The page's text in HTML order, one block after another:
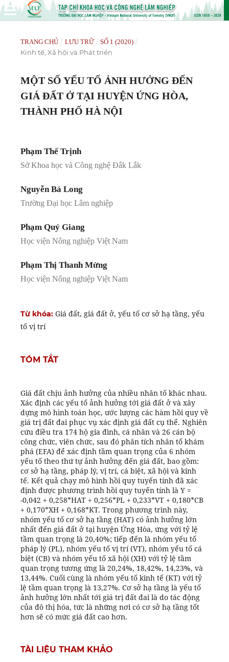
TRANG CHỦ / LƯU TRỮ / SỐ 1 (2020) /
Kinh tế, Xã hội và Phát triển
MỘT SỐ YẾU TỐ ẢNH HƯỞNG ĐẾN
GIÁ ĐẤT Ở TẠI HUYỆN ỨNG HÒA,
THÀNH PHỐ HÀ NỘI
Phạm Thế Trịnh
Sở Khoa học và Công nghệ Đắk Lắk
Nguyễn Bá Long
Trường Đại học Lâm nghiệp
Phạm Quý Giang
Học viện Nông nghiệp Việt Nam
Phạm Thị Thanh Mừng
Học viện Nông nghiệp Việt Nam
Từ khóa: Giá đất, giá đất ở, yếu tố cơ sở hạ tầng, yếu
tố vị trí
TÓM TẮT
Giá đất chịu ảnh hưởng của nhiều nhân tố khác nhau.
Xác định các yếu tố ảnh hưởng tới giá đất ở và xây
dựng mô hình toán học, ước lượng các hàm hồi quy về
giá trị đất đai phục vụ xác định giá đất cụ thể. Nghiên
cứu điều tra 174 hộ gia đình, cá nhân và 26 cán bộ
công chức, viên chức, sau đó phân tích nhân tố khám
phá (EFA) để xác định tầm quan trọng của 6 nhóm
yếu tố theo thứ tự ảnh hưởng đến giá đất, bao gồm:
cơ sở hạ tầng, pháp lý, vị trí, cá biệt, xã hội và kinh
tế. Kết quả chạy mô hình hồi quy tuyến tính đã xác
định được phương trình hồi quy tuyến tính là Y =
-0,042 + 0,258*HAT + 0,256*PL + 0,233*VT + 0,180*CB
+ 0,170*XH + 0,168*KT. Trong phương trình này,
nhóm yếu tố cơ sở hạ tầng (HAT) có ảnh hưởng lớn
nhất đến giá đất ở tại huyện Ứng Hòa, ứng với tỷ lệ
tầm quan trọng là 20,40%; tiếp đến là nhóm yếu tố
pháp lý (PL), nhóm yếu tố vị trí (VT), nhóm yếu tố cá
biệt (CB) và nhóm yếu tố xã hội (XH) với tỷ lệ tầm
quan trọng tương ứng là 20,24%, 18,42%, 14,23%, và
13,44%. Cuối cùng là nhóm yếu tố kinh tế (KT) với tỷ
lệ tầm quan trọng là 13,27%. Cơ sở hạ tầng là yếu tố
ảnh hưởng lớn nhất tới giá trị đất đai là do tác động
của đô thị hóa, tức là những nơi có cơ sở hạ tầng tốt
hơn sẽ có mức giá đất cao hơn.
TÀI LIỆU THAM KHẢO